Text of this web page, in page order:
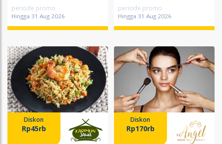
periode promo
Hingga 31 Aug 2026
periode promo
Hingga 31 Aug 2026
Diskon
Rp45rb
Diskon
Rp170rb